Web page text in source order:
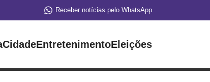
Receber notícias pelo WhatsApp
CidadeEntretenimentoEleições